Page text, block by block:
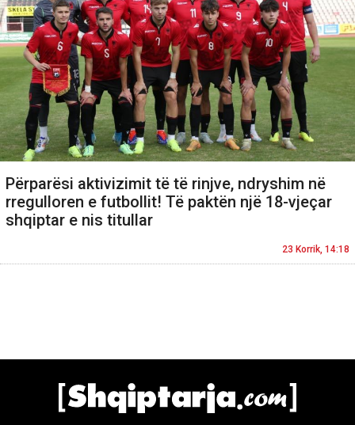
Përparësi aktivizimit të të rinjve, ndryshim në
rregulloren e futbollit! Të paktën një 18-vjeçar
shqiptar e nis titullar
23 Korrik, 14:18